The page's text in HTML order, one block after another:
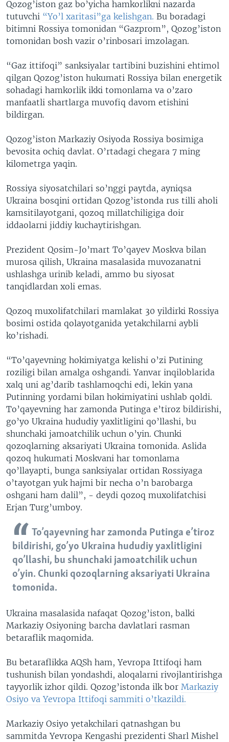
Qozog’iston gaz bo’yicha hamkorlikni nazarda
tutuvchi “Yo’l xaritasi”ga kelishgan. Bu boradagi
bitimni Rossiya tomonidan “Gazprom”, Qozog’iston
tomonidan bosh vazir o’rinbosari imzolagan.
“Gaz ittifoqi” sanksiyalar tartibini buzishini ehtimol
qilgan Qozog’iston hukumati Rossiya bilan energetik
sohadagi hamkorlik ikki tomonlama va o’zaro
manfaatli shartlarga muvofiq davom etishini
bildirgan.
Qozog’iston Markaziy Osiyoda Rossiya bosimiga
bevosita ochiq davlat. O’rtadagi chegara 7 ming
kilometrga yaqin.
Rossiya siyosatchilari so’nggi paytda, ayniqsa
Ukraina bosqini ortidan Qozog’istonda rus tilli aholi
kamsitilayotgani, qozoq millatchiligiga doir
iddaolarni jiddiy kuchaytirishgan.
Prezident Qosim-Jo’mart To’qayev Moskva bilan
murosa qilish, Ukraina masalasida muvozanatni
ushlashga urinib keladi, ammo bu siyosat
tanqidlardan xoli emas.
Qozoq muxolifatchilari mamlakat 30 yildirki Rossiya
bosimi ostida qolayotganida yetakchilarni aybli
ko’rishadi.
“To’qayevning hokimiyatga kelishi o’zi Putining
roziligi bilan amalga oshgandi. Yanvar inqiloblarida
xalq uni ag’darib tashlamoqchi edi, lekin yana
Putinning yordami bilan hokimiyatini ushlab qoldi.
To’qayevning har zamonda Putinga e’tiroz bildirishi,
go’yo Ukraina hududiy yaxlitligini qo’llashi, bu
shunchaki jamoatchilik uchun o’yin. Chunki
qozoqlarning aksariyati Ukraina tomonida. Aslida
qozoq hukumati Moskvani har tomonlama
qo’llayapti, bunga sanksiyalar ortidan Rossiyaga
o’tayotgan yuk hajmi bir necha o’n barobarga
oshgani ham dalil”, - deydi qozoq muxolifatchisi
Erjan Turg’umboy.
To’qayevning har zamonda Putinga e’tiroz
bildirishi, go’yo Ukraina hududiy yaxlitligini
qo’llashi, bu shunchaki jamoatchilik uchun
o’yin. Chunki qozoqlarning aksariyati Ukraina
tomonida.
Ukraina masalasida nafaqat Qozog’iston, balki
Markaziy Osiyoning barcha davlatlari rasman
betaraflik maqomida.
Bu betaraflikka AQSh ham, Yevropa Ittifoqi ham
tushunish bilan yondashdi, aloqalarni rivojlantirishga
tayyorlik izhor qildi. Qozog’istonda ilk bor Markaziy
Osiyo va Yevropa Ittifoqi sammiti o’tkazildi.
Markaziy Osiyo yetakchilari qatnashgan bu
sammitda Yevropa Kengashi prezidenti Sharl Mishel